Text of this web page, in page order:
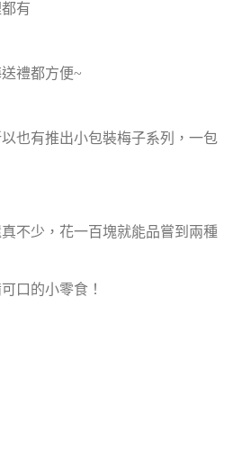
有
禮都方便~
也有推出小包裝梅子系列，一包
不少，花一百塊就能品嘗到兩種
口的小零食！